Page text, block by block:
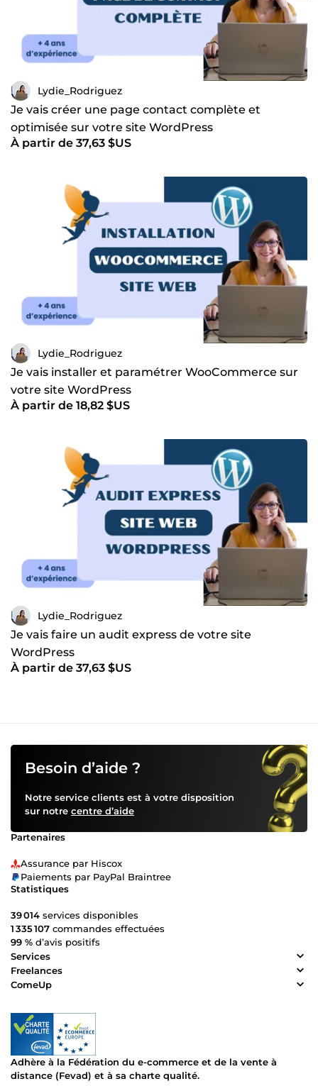
Lydie_Rodriguez
Je vais créer une page contact complète et
optimisée sur votre site WordPress
À partir de 37,63 $US
Lydie_Rodriguez
Je vais installer et paramétrer WooCommerce sur
votre site WordPress
À partir de 18,82 $US
Lydie_Rodriguez
Je vais faire un audit express de votre site
WordPress
À partir de 37,63 $US
Besoin d’aide ?
Notre service clients est à votre disposition
sur notre centre d’aide
Partenaires
Assurance par Hiscox
Paiements par PayPal Braintree
Statistiques
39 014 services disponibles
1 335 107 commandes effectuées
99 % d’avis positifs
Services
Freelances
ComeUp
Adhère à la Fédération du e-commerce et de la vente à
distance (Fevad) et à sa charte qualité.